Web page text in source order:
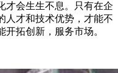
才会生生不息。只有在企
人才和技术优势，才能不
拓创新，服务市场。